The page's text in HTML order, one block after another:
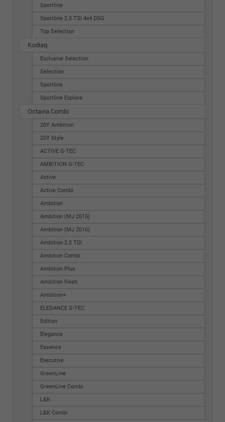
Sportline
Sportline 2.0 TSI 4x4 DSG
Top Selection
Kodiaq
Exclusive Selection
Selection
Sportline
Sportline Explore
Octavia Combi
20Y Ambition
20Y Style
ACTIVE G-TEC
AMBITION G-TEC
Active
Active Combi
Ambition
Ambition (MJ 2015)
Ambition (MJ 2016)
Ambition 2.0 TDI
Ambition Combi
Ambition Plus
Ambition fresh
Ambition+
ELEGANCE G-TEC
Edition
Elegance
Essence
Executive
GreenLine
GreenLine Combi
L&K
L&K Combi